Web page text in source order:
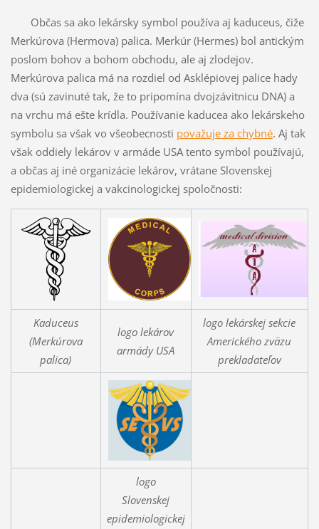
Občas sa ako lekársky symbol používa aj kaduceus, čiže
Merkúrova (Hermova) palica. Merkúr (Hermes) bol antickým
poslom bohov a bohom obchodu, ale aj zlodejov.
Merkúrova palica má na rozdiel od Asklépiovej palice hady
dva (sú zavinuté tak, že to pripomína dvojzávitnicu DNA) a
na vrchu má ešte krídla. Používanie kaducea ako lekárskeho
symbolu sa však vo všeobecnosti považuje za chybné. Aj tak
však oddiely lekárov v armáde USA tento symbol používajú,
a občas aj iné organizácie lekárov, vrátane Slovenskej
epidemiologickej a vakcinologickej spoločnosti:
Kaduceus
(Merkúrova
palica)
logo lekárov
armády USA
logo lekárskej sekcie
Amerického zväzu
prekladateľov
logo
Slovenskej
epidemiologickej